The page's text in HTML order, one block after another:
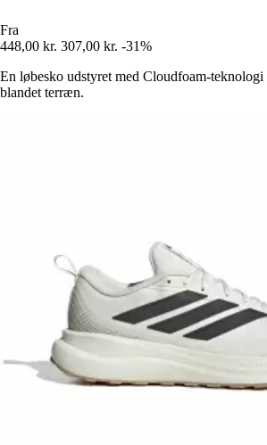
Fra
448,00 kr. 307,00 kr. -31%
En løbesko udstyret med Cloudfoam-
blandet terræn.